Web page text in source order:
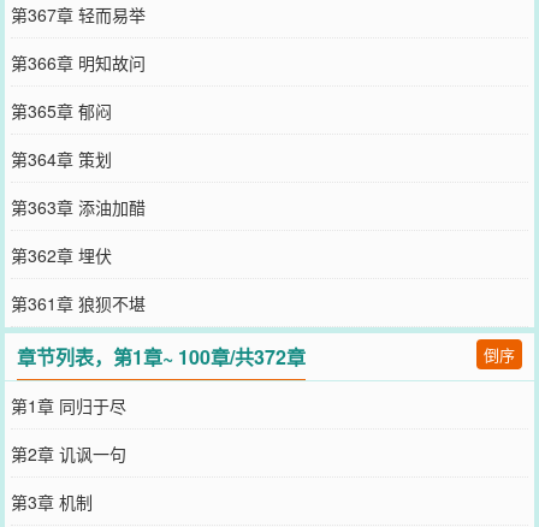
第367章 轻而易举
第366章 明知故问
第365章 郁闷
第364章 策划
第363章 添油加醋
第362章 埋伏
第361章 狼狈不堪
章节列表，第1章~ 100章/共372章 倒序
第1章 同归于尽
第2章 讥讽一句
第3章 机制